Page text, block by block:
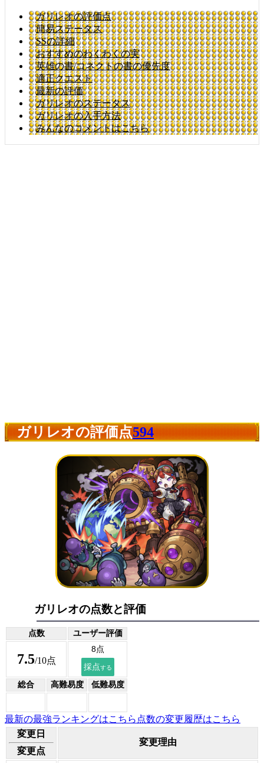
ガリレオの評価点
簡易ステータス
SSの詳細
おすすめのわくわくの実
英雄の書/コネクトの書の優先度
適正クエスト
最新の評価
ガリレオのステータス
ガリレオの入手方法
みんなのコメントはこちら
ガリレオの評価点594
ガリレオの点数と評価
点数 ユーザー評価
7.5/10点
総合 高難易度 低難易度
最新の最強ランキングはこちら 点数の変更履歴はこちら
変更日
変更点
変更理由